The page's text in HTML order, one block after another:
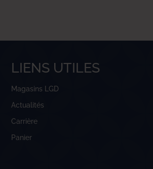
LIENS UTILES
Magasins LGD
Actualités
Carrière
Panier